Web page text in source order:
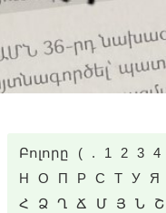
Բոլորը ( . 1 2 3 4
Н
О П Р С Т У
Я
Հ
Ձ Ղ Ճ Մ Յ Ն Շ